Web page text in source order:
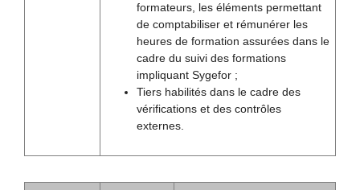
formateurs, les éléments permettant
de comptabiliser et rémunérer les
heures de formation assurées dans le
cadre du suivi des formations
impliquant Sygefor ;
Tiers habilités dans le cadre des
vérifications et des contrôles
externes.